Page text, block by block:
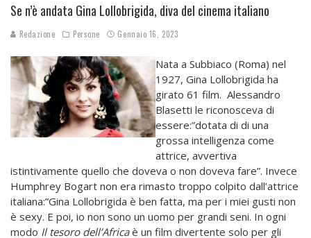
Se n’è andata Gina Lollobrigida, diva del cinema italiano
Redazione Persone Gennaio 16, 2023
Nata a Subbiaco (Roma) nel
1927, Gina Lollobrigida ha
girato 61 film. Alessandro
Blasetti le riconosceva di
essere:”dotata di di una
grossa intelligenza come
attrice, avvertiva
istintivamente quello che doveva o non doveva fare”. Invece
Humphrey Bogart non era rimasto troppo colpito dall’attrice
italiana:”Gina Lollobrigida è ben fatta, ma per i miei gusti non
è sexy. E poi, io non sono un uomo per grandi seni. In ogni
modo Il tesoro dell’Africaè un film divertente solo per gli